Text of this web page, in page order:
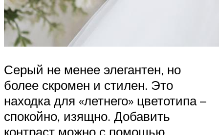
Серый не менее элегантен, но
более скромен и стилен. Это
находка для «летнего» цветотипа –
спокойно, изящно. Добавить
контраст можно с помощью